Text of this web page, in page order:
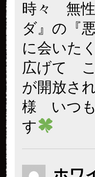
時々 無性
ダ』の『
に会いた
広げて
が開放さ
様 いつも
す